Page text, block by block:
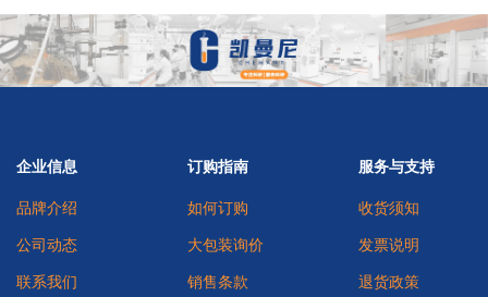
企业信息
品牌介绍
公司动态
联系我们
订购指南
如何订购
大包装询价
销售条款
服务与支持
收货须知
发票说明
退货政策